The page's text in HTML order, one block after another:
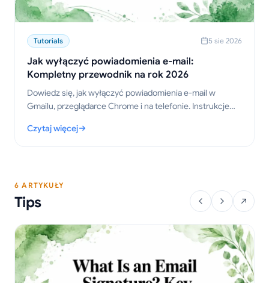
Tutorials 5 sie 2026
Jak wyłączyć powiadomienia e-mail:
Kompletny przewodnik na rok 2026
Dowiedz się, jak wyłączyć powiadomienia e-mail w
Gmailu, przeglądarce Chrome i na telefonie. Instrukcje
przeglądarek oraz wskazówki dotyczące rozwiązywania
Czytaj więcej
: Jak wyłączyć powiadomienia e-mail: Kompletny przewodnik
6 ARTYKUŁY
Tips